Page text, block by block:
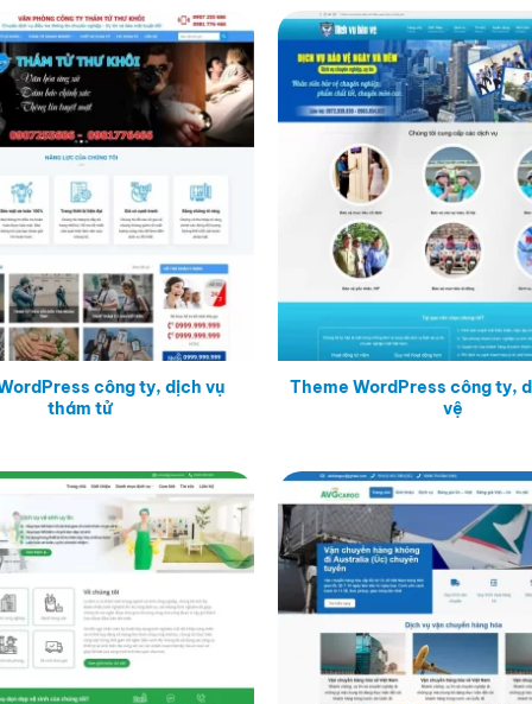
công ty, dịch vụ
thám tử
Theme WordPress công ty,
vệ